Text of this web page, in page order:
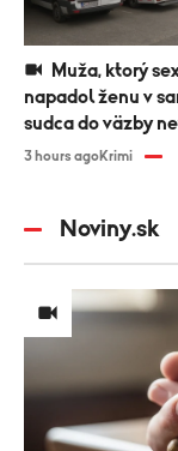
napadol ženu v
sudca do väzby
3 hours agoKrimi
Noviny.sk